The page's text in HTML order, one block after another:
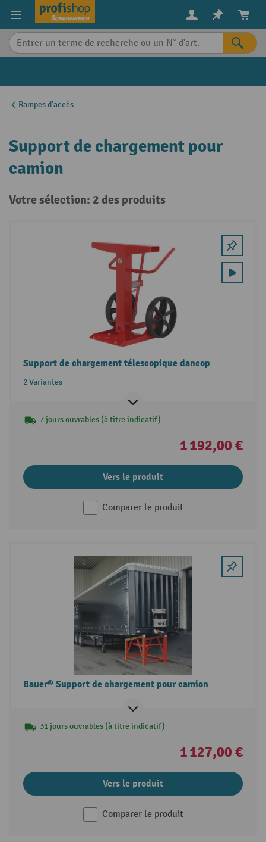
content
Rampes d'accès
Support de chargement pour
camion
Votre sélection: 2 des produits
Support de chargement télescopique dancop
2 Variantes
7 jours ouvrables (à titre indicatif)
1 192,00 €
Vers le produit
Comparer le produit
Bauer® Support de chargement pour camion
31 jours ouvrables (à titre indicatif)
1 127,00 €
Vers le produit
Comparer le produit